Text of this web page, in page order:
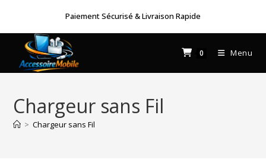
content
Paiement Sécurisé & Livraison Rapide
0 Menu
Chargeur sans Fil
> Chargeur sans Fil